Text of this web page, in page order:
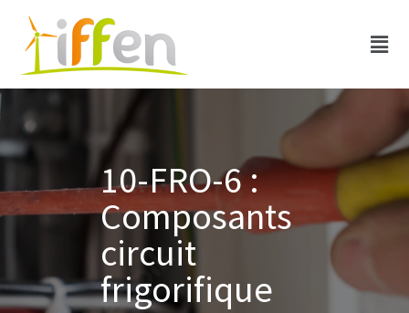
10-FRO-6 :
Composants
circuit
frigorifique​